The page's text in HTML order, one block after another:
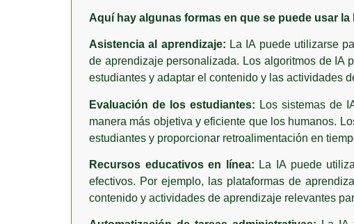
Aquí hay algunas formas en que se puede usar la
Asistencia al aprendizaje: La IA puede utilizarse
de aprendizaje personalizada. Los algoritmos de IA
estudiantes y adaptar el contenido y las actividades
Evaluación de los estudiantes: Los sistemas de
manera más objetiva y eficiente que los humanos.
estudiantes y proporcionar retroalimentación en
Recursos educativos en línea: La IA puede
efectivos. Por ejemplo, las plataformas de
contenido y actividades de aprendizaje relevantes